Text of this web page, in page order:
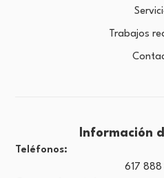
Trabajos
Información
Teléfonos:
617